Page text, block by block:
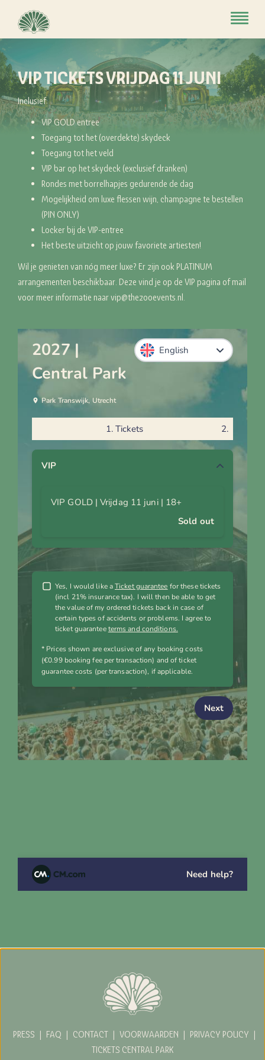
Toggle
VIP TICKETS VRIJDAG 11 JUNI
Inclusief:
VIP GOLD entree
Toegang tot het (overdekte) skydeck
Toegang tot het veld
VIP bar op het skydeck (exclusief dranken)
Rondes met borrelhapjes gedurende de dag
Mogelijkheid om luxe flessen wijn, champagne te bestellen
(PIN ONLY)
Locker bij de VIP-entree
Het beste uitzicht op jouw favoriete artiesten!
Wil je genieten van nóg meer luxe? Er zijn ook PLATINUM
arrangementen beschikbaar. Deze vind je op de VIP pagina of mail
voor meer informatie naar vip@thezooevents.nl.
PRESS | FAQ | CONTACT | VOORWAARDEN | PRIVACY POLICY |
TICKETS CENTRAL PARK